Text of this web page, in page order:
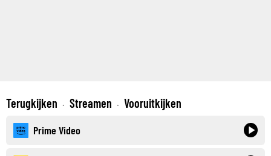
Terugkijken · Streamen · Vooruitkijken
Prime Video